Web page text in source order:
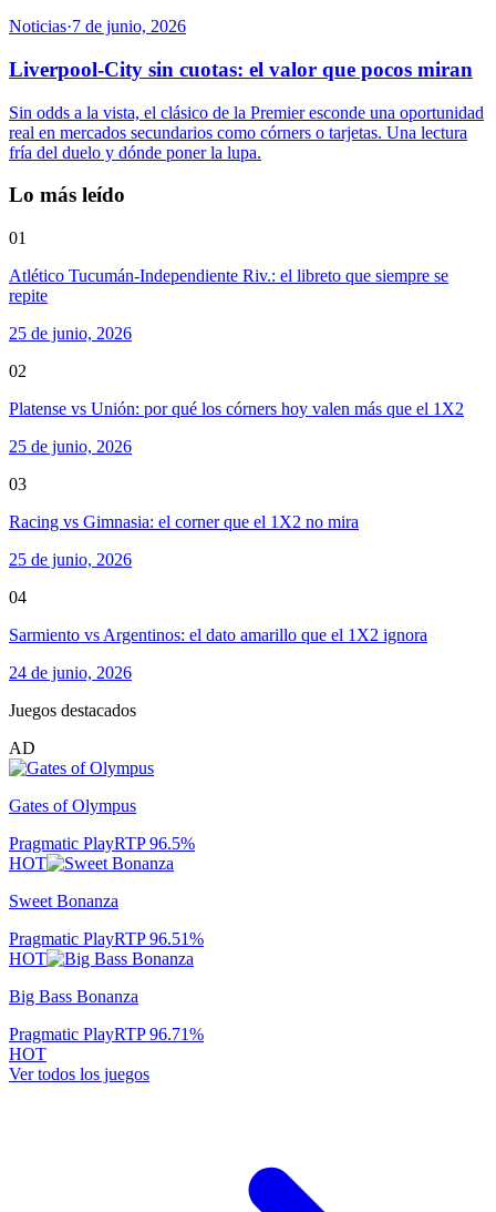
Noticias·7 de junio, 2026
Liverpool-City sin cuotas: el valor que pocos miran
Sin odds a la vista, el clásico de la Premier esconde una oportunidad
real en mercados secundarios como córners o tarjetas. Una lectura
fría del duelo y dónde poner la lupa.
Lo más leído
01
Atlético Tucumán-Independiente Riv.: el libreto que siempre se
repite
25 de junio, 2026
02
Platense vs Unión: por qué los córners hoy valen más que el 1X2
25 de junio, 2026
03
Racing vs Gimnasia: el corner que el 1X2 no mira
25 de junio, 2026
04
Sarmiento vs Argentinos: el dato amarillo que el 1X2 ignora
24 de junio, 2026
Juegos destacados
AD
Gates of Olympus
Pragmatic PlayRTP96.5%
HOT
Sweet Bonanza
Pragmatic PlayRTP96.51%
HOT
Big Bass Bonanza
Pragmatic PlayRTP96.71%
HOT
Ver todos los juegos